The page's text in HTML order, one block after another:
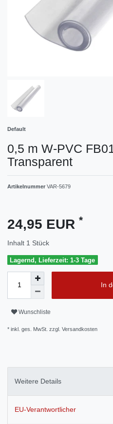
Default
0,5 m W-PVC
Transparent
Artikelnummer VAR-5679
24,95 EUR *
Inhalt 1 Stück
Lagernd, Lieferzeit: 1-3 Tage
In
Wunschliste
* inkl. ges. MwSt. zzgl. Versandkosten
Weitere Details
EU-Verantwortlicher